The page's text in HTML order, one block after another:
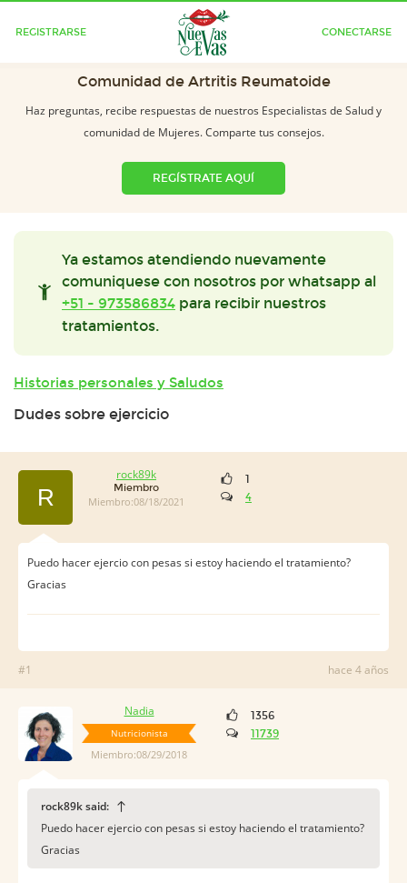
REGISTRARSE CONECTARSE
Comunidad de Artritis Reumatoide
Haz preguntas, recibe respuestas de nuestros Especialistas de Salud y
comunidad de Mujeres. Comparte tus consejos.
REGÍSTRATE AQUÍ
Ya estamos atendiendo nuevamente
comuniquese con nosotros por whatsapp al
+51 - 973586834 para recibir nuestros
tratamientos.
Historias personales y Saludos
Dudes sobre ejercicio
R
rock89k
Miembro
Miembro:08/18/2021
1
4
Puedo hacer ejercio con pesas si estoy haciendo el tratamiento?
Gracias
#1 hace 4 años
Nadia
Nutricionista
Miembro:08/29/2018
1356
11739
rock89k said:
Puedo hacer ejercio con pesas si estoy haciendo el tratamiento?
Gracias